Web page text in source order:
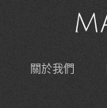
關於我們